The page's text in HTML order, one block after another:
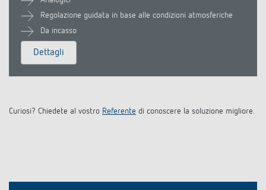
Regolazione guidata in base alle condizioni atmosferiche
Da incasso
Dettagli
Curiosi? Chiedete al vostro Referente di conoscere la soluzione migliore.